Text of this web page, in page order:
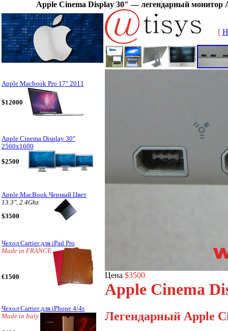
Apple Cinema Display 30″ — легендарный
Apple Macbook Pro 17" 2011
$12000
Apple Cinema Display 30"
2560x1600
$2500
Apple MacBook Черный Цвет
13.3", 2.4Ghz
$3500
Чехол Cartier для iPad Pro
Made in FRANCE
€1500
Чехол Cartier для iPhone 4/4s
Made in Italy
[
Цена $3500
Apple Cinema
Легендарный Apple